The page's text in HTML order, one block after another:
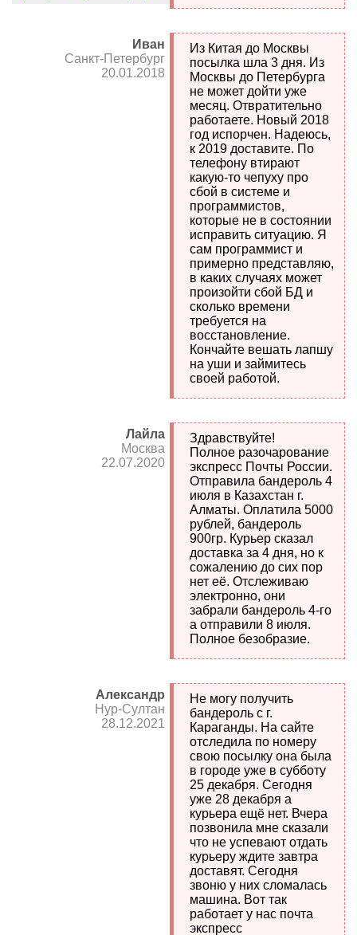
Иван
Санкт-Петербург
20.01.2018
Из Китая до Москвы
посылка шла 3 дня. Из
Москвы до Петербурга
не может дойти уже
месяц. Отвратительно
работаете. Новый 2018
год испорчен. Надеюсь,
к 2019 доставите. По
телефону втирают
какую-то чепуху про
сбой в системе и
программистов,
которые не в состоянии
исправить ситуацию. Я
сам программист и
примерно представляю,
в каких случаях может
произойти сбой БД и
сколько времени
требуется на
восстановление.
Кончайте вешать лапшу
на уши и займитесь
своей работой.
Лайла
Москва
22.07.2020
Здравствуйте!
Полное разочарование
экспресс Почты России.
Отправила бандероль 4
июля в Казахстан г.
Алматы. Оплатила 5000
рублей, бандероль
900гр. Курьер сказал
доставка за 4 дня, но к
сожалению до сих пор
нет её. Отслеживаю
электронно, они
забрали бандероль 4-го
а отправили 8 июля.
Полное безобразие.
Александр
Нур-Султан
28.12.2021
Не могу получить
бандероль с г.
Караганды. На сайте
отследила по номеру
свою посылку она была
в городе уже в субботу
25 декабря. Сегодня
уже 28 декабря а
курьера ещё нет. Вчера
позвонила мне сказали
что не успевают отдать
курьеру ждите завтра
доставят. Сегодня
звоню у них сломалась
машина. Вот так
работает у нас почта
экспресс